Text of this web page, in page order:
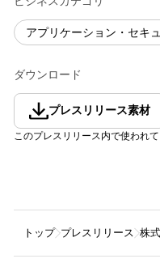
アプリケーション・セキ
ダウンロード
プレスリリース素材
このプレスリリース内で使われ
トップ プレスリリース 株